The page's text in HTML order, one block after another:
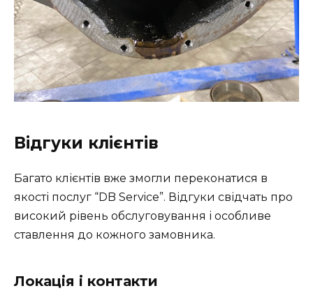
Відгуки клієнтів
Багато клієнтів вже змогли переконатися в
якості послуг “DB Service”. Відгуки свідчать про
високий рівень обслуговування і особливе
ставлення до кожного замовника.
Локація і контакти